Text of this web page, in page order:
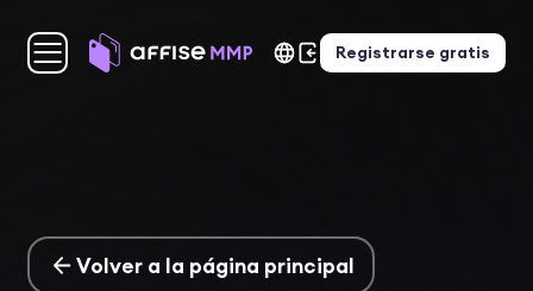
Registrarse gratis
Volver a la página principal